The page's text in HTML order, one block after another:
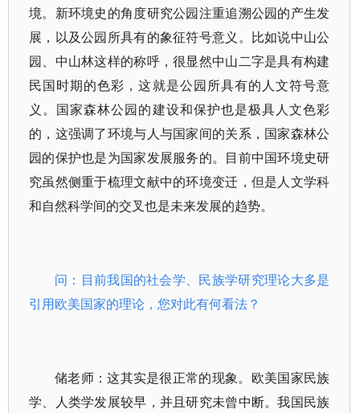
境。新环境史的角度研究公园注重追溯公园的产生发
展，以及公园所具有的象征符号意义。比如说中山公
园、中山林这样的称呼，很显然中山二字是具有构建
民国时期的色彩，这就是公园所具有的人文符号意
义。国家森林公园的建设和保护也是极具人文色彩
的，这强调了环境与人与国家间的关系，国家森林公
园的保护也是为国家发展服务的。目前中国环境史研
究虽然侧重于梳理文献中的环境变迁，但是人文学科
和自然科学间的交叉也是未来发展的趋势。
问：目前我国的社会学、民族学研究理论大多是
引用欧美国家的理论，您对此有何看法？
储老师：这其实是很正常的现象。欧美国家民族
学、人类学发展较早，并且研究未曾中断。我国民族